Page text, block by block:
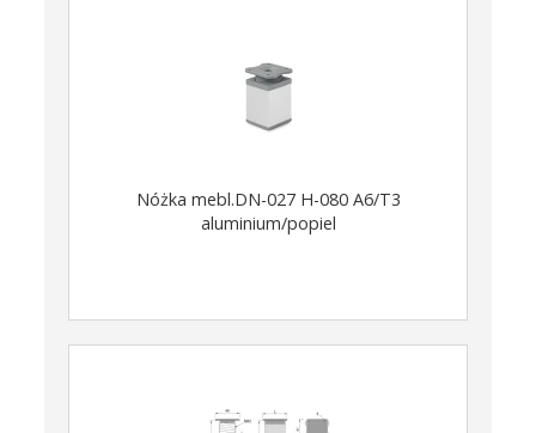
Nóżka mebl.DN-027 H-080 A6/T3
aluminium/popiel